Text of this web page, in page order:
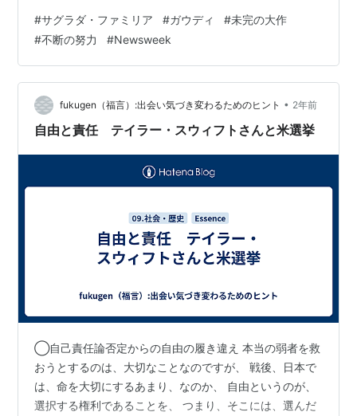
時に100年以上も断念されずに建設が続けられたこと自体
に敬意も表したいです。できれば完成後のサグラダ・フ
ァミリアを実際に見てみたいと思っていますが、今の円
安傾向を考えると個人的には旅行自体が無理だと思って
います。 今のところは完成後も映像で楽しむしかないで
しょうね。ランキング参加中雑談ラン…
#サグラダ・ファミリア #ガウディ #未完の大作
#不断の努力 #Newsweek
fukugen（福言）:出会い気づき変わるためのヒント • 2年前
自由と責任 テイラー・スウィフトさんと米選挙
◯自己責任論否定からの自由の履き違え 本当の弱者を救
おうとするのは、大切なことなのですが、 戦後、日本で
は、命を大切にするあまり、なのか、 自由というのが、
選択する権利であることを、 つまり、そこには、選んだ